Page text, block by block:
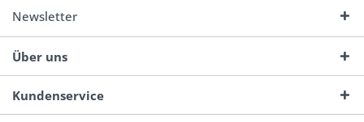
Newsletter
Über uns
Kundenservice